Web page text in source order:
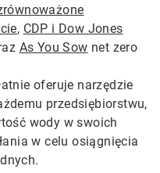
, CDP i Dow Jones
As You Sow net zero
oferuje narzędzie
przedsiębiorstwu,
wody w swoich
w celu osiągnięcia